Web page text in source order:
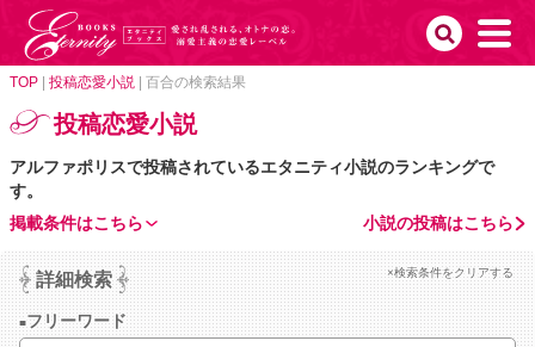
TOP 投稿恋愛小説 百合の検索結果
投稿恋愛小説
アルファポリスで投稿されているエタニティ小説のランキングで
す。
小説の投稿はこちら
掲載条件はこちら
詳細検索 ×検索条件をクリアする
フリーワード